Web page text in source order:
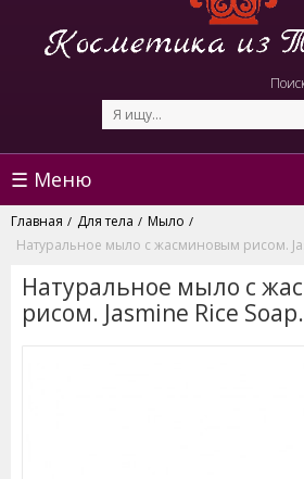
☰ Меню
Главная / Для тела / Мыло /
Натуральное мыло с жасминовым рисом.
Натуральное мыло с
рисом. Jasmine Rice Soap.